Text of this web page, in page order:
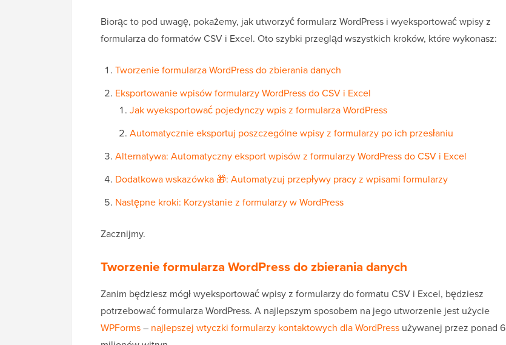
Biorąc to pod uwagę, pokażemy, jak utworzyć formularz WordPress i wyeksportować wpisy z
formularza do formatów CSV i Excel. Oto szybki przegląd wszystkich kroków, które wykonasz:
Tworzenie formularza WordPress do zbierania danych
Eksportowanie wpisów formularzy WordPress do CSV i Excel
Jak wyeksportować pojedynczy wpis z formularza WordPress
Automatycznie eksportuj poszczególne wpisy z formularzy po ich przesłaniu
Alternatywa: Automatyczny eksport wpisów z formularzy WordPress do CSV i Excel
Dodatkowa wskazówka 🎁: Automatyzuj przepływy pracy z wpisami formularzy
Następne kroki: Korzystanie z formularzy w WordPress
Zacznijmy.
Tworzenie formularza WordPress do zbierania danych
Zanim będziesz mógł wyeksportować wpisy z formularzy do formatu CSV i Excel, będziesz
potrzebować formularza WordPress. A najlepszym sposobem na jego utworzenie jest użycie
WPForms– najlepszej wtyczki formularzy kontaktowych dla WordPress używanej przez ponad 6